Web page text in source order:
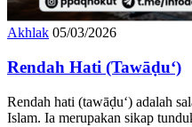
Akhlak 05/03/2026
Rendah Hati (Tawāḍu‘)
Rendah hati (tawāḍu‘) adalah
Islam. Ia merupakan sikap